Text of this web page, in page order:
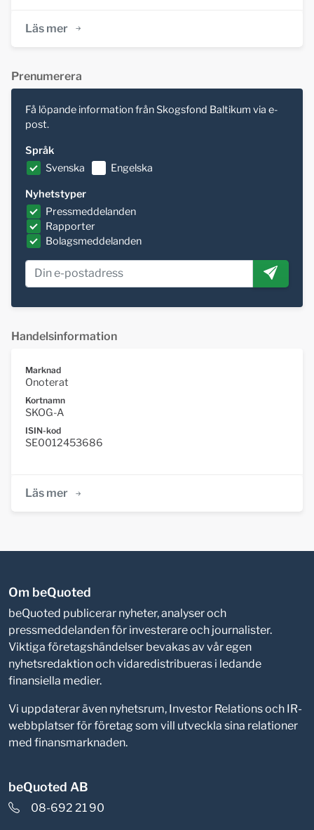
Läs mer
Prenumerera
Få löpande information från Skogsfond Baltikum via e-
post.
Språk
Svenska
Engelska
Nyhetstyper
Pressmeddelanden
Rapporter
Bolagsmeddelanden
Handelsinformation
Marknad
Onoterat
Kortnamn
SKOG-A
ISIN-kod
SE0012453686
Läs mer
Om beQuoted
beQuoted publicerar nyheter, analyser och
pressmeddelanden för investerare och journalister.
Viktiga företagshändelser bevakas av vår egen
nyhetsredaktion och vidaredistribueras i ledande
finansiella medier.
Vi uppdaterar även nyhetsrum, Investor Relations och IR-
webbplatser för företag som vill utveckla sina relationer
med finansmarknaden.
beQuoted AB
08-692 21 90